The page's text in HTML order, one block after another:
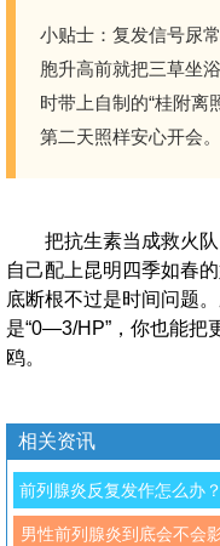
小贴士：复发信号尿
胞升高前就把三草坐
时带上自制的“桂附离
第二天照样安心开会。
把抗生素当成救火
自己配上昆明四季如春
底断根不过是时间问题
是“0—3/HP”，你也能把
鸥。
相关资讯
前列腺炎反复发作怎么办
科专家解析治疗与预防
男性前列腺炎到底会不会